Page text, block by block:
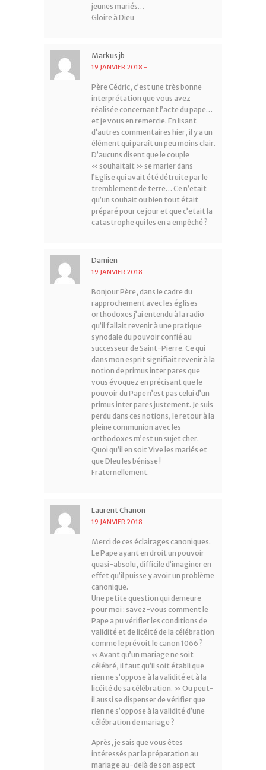
jeunes mariés…
Gloire à Dieu
Markus jb
19 JANVIER 2018 -
Père Cédric, c’est une très bonne
interprétation que vous avez
réalisée concernant l’acte du pape…
et je vous en remercie. En lisant
d’autres commentaires hier, il y a un
élément qui paraît un peu moins clair.
D’aucuns disent que le couple
« souhaitait » se marier dans
l’Eglise qui avait été détruite par le
tremblement de terre… Ce n’etait
qu’un souhait ou bien tout était
préparé pour ce jour et que c’etait la
catastrophe qui les en a empêché ?
Damien
19 JANVIER 2018 -
Bonjour Père, dans le cadre du
rapprochement avec les églises
orthodoxes j’ai entendu à la radio
qu’il fallait revenir à une pratique
synodale du pouvoir confié au
successeur de Saint-Pierre. Ce qui
dans mon esprit signifiait revenir à la
notion de primus inter pares que
vous évoquez en précisant que le
pouvoir du Pape n’est pas celui d’un
primus inter pares justement. Je suis
perdu dans ces notions, le retour à la
pleine communion avec les
orthodoxes m’est un sujet cher.
Quoi qu’il en soit Vive les mariés et
que DIeu les bénisse !
Fraternellement.
Laurent Chanon
19 JANVIER 2018 -
Merci de ces éclairages canoniques.
Le Pape ayant en droit un pouvoir
quasi-absolu, difficile d’imaginer en
effet qu’il puisse y avoir un problème
canonique.
Une petite question qui demeure
pour moi : savez-vous comment le
Pape a pu vérifier les conditions de
validité et de licéité de la célébration
comme le prévoit le canon 1066 ?
« Avant qu’un mariage ne soit
célébré, il faut qu’il soit établi que
rien ne s’oppose à la validité et à la
licéité de sa célébration. » Ou peut-
il aussi se dispenser de vérifier que
rien ne s’oppose à la validité d’une
célébration de mariage ?
Après, je sais que vous êtes
intéressés par la préparation au
mariage au-delà de son aspect